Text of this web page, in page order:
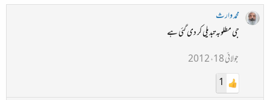
محمد وارث
جی مطلوبہ تبدیلی کر دی گئی ہے
جولائی 18، 2012
1